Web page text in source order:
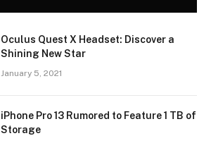
Oculus Quest X Headset: Discover a
Shining New Star
January 5, 2021
iPhone Pro 13 Rumored to Feature 1 TB of
Storage